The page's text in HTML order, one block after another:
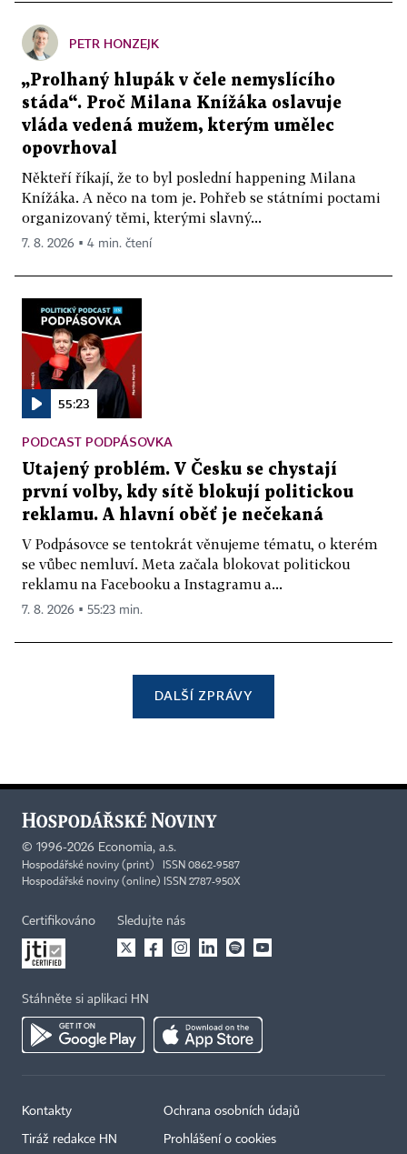
PETR HONZEJK
„Prolhaný hlupák v čele nemyslícího
stáda“. Proč Milana Knížáka oslavuje
vláda vedená mužem, kterým umělec
opovrhoval
Někteří říkají, že to byl poslední happening Milana
Knížáka. A něco na tom je. Pohřeb se státními poctami
organizovaný těmi, kterými slavný...
7. 8. 2026 ▪ 4 min. čtení
55:23
PODCAST PODPÁSOVKA
Utajený problém. V Česku se chystají
první volby, kdy sítě blokují politickou
reklamu. A hlavní oběť je nečekaná
V Podpásovce se tentokrát věnujeme tématu, o kterém
se vůbec nemluví. Meta začala blokovat politickou
reklamu na Facebooku a Instagramu a...
7. 8. 2026 ▪ 55:23 min.
DALŠÍ ZPRÁVY
© 1996-2026 Economia, a.s.
Hospodářské noviny (print) ISSN 0862-9587
Hospodářské noviny (online) ISSN 2787-950X
Certifikováno Sledujte nás
Stáhněte si aplikaci HN
Kontakty
Tiráž redakce HN
Ochrana osobních údajů
Prohlášení o cookies